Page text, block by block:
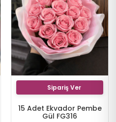
Sipariş Ver
15 Adet Ekvador Pembe
Gül FG316